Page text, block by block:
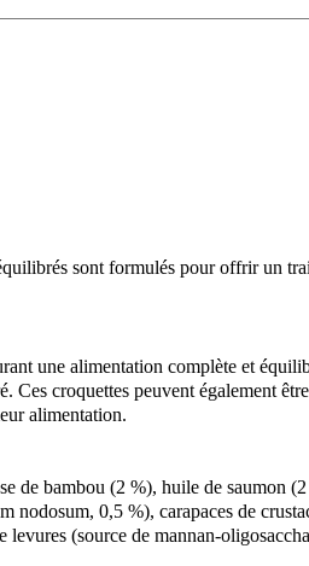
sont formulés pour offrir un
une alimentation complète et
Ces croquettes peuvent également être
alimentation.
de bambou (2 %), huile de saumon
nodosum, 0,5 %), carapaces de
(source de mannan-